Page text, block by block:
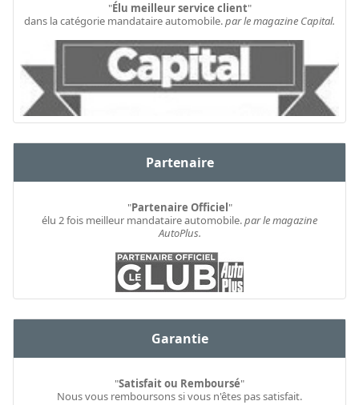
"Élu meilleur service client"
dans la catégorie mandataire automobile.par le magazine Capital.
Partenaire
"Partenaire Officiel"
élu 2 fois meilleur mandataire automobile.par le magazine
AutoPlus.
Garantie
"Satisfait ou Remboursé"
Nous vous remboursons si vous n'êtes pas satisfait.